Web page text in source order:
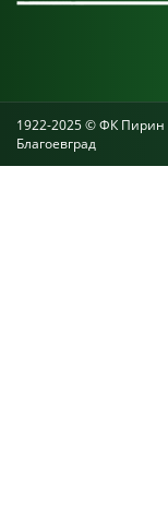
1922-2025 © ФК Пирин
Благоевград